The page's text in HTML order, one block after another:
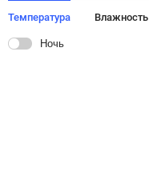
Температура Влажность
Ночь